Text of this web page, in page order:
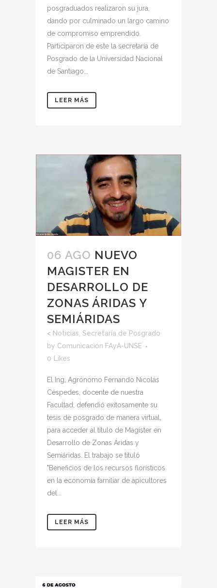
posgraduados realizaron su jura,
dando por culminado un largo camino
de compromiso emprendido.
Participaron de este la secretaria de
Posgrado de la Universidad Nacional
de Santiago...
LEER MÁS
06 AGO NUEVO
MAGISTER EN
DESARROLLO DE
ZONAS ÁRIDAS Y
SEMIÁRIDAS
< Noticias, Secretaría de Posgrado
by Comunicación FAyA-UNSE
0 Likes
El Ing. Agrónomo Fernando Nicolás
Céspedes, docente de nuestra
Facultad, defendió exitosamente su
tesis de posgrado de manera virtual,
para acceder al título de Magíster en
Desarrollo de Zonas Áridas y
Semiáridas. El trabajo se tituló
"Beneficios de los recursos florísticos
en la economía familiar de apicultores
del...
LEER MÁS